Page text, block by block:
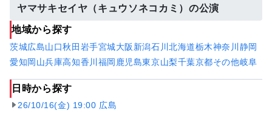
ヤマサキセイヤ（キュウソネコカミ）の公演
地域から探す
茨城広島山口秋田 岩手宮城大阪 新潟石川北海道栃木神奈川 静岡
愛知岡山兵庫高知香川 福岡 鹿児島東京山梨千葉京都その他岐阜
日時から探す
26/10/16(金) 19:00 広島